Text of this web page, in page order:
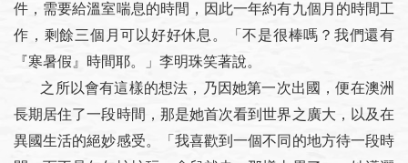
件，需要給溫室喘息的時間，因此一年約有九個月的時間工
作，剩餘三個月可以好好休息。「不是很棒嗎？我們還有
『寒暑假』時間耶。」李明珠笑著說。
之所以會有這樣的想法，乃因她第一次出國，便在澳洲
長期居住了一段時間，那是她首次看到世界之廣大，以及在
異國生活的絕妙感受。「我喜歡到一個不同的地方待一段時